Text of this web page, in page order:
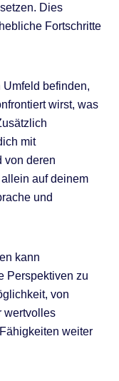
Dies
Fortschritte
befinden,
wirst, was
mit
von deren
auf deinem
und
kann
Perspektiven zu
von
wertvolles
weiter